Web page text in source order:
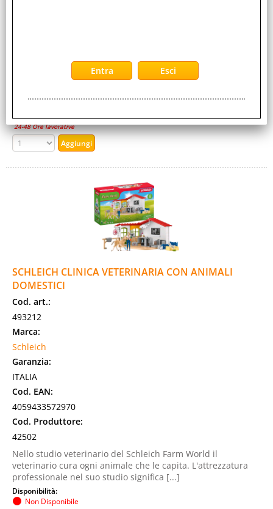
Schleich® FARM WORLD? Esattamente! Il suo lungo becco
rosso. La nostra cicogna bianca lo usa per [...]
Evasione Articolo:
24-48 Ore lavorative
SCHLEICH CLINICA VETERINARIA CON ANIMALI
DOMESTICI
Cod. art.:
493212
Marca:
Schleich
Garanzia:
ITALIA
Cod. EAN:
4059433572970
Cod. Produttore:
42502
Nello studio veterinario del Schleich Farm World il
veterinario cura ogni animale che le capita. L'attrezzatura
professionale nel suo studio significa [...]
Disponibilità:
Non Disponibile